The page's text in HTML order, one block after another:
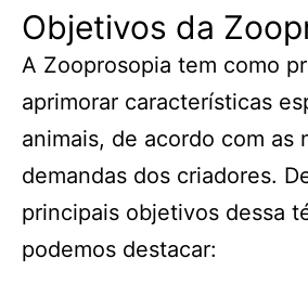
Objetivos da
A Zooprosopia tem como
aprimorar características
animais, de acordo com as
demandas dos criadores.
principais objetivos dessa
podemos destacar: